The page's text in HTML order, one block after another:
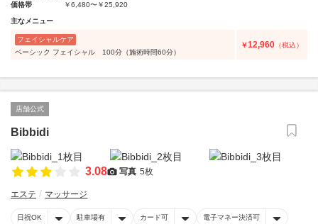
価格帯
￥6,480〜￥25,920
主なメニュー
フェイシャルケア
ベーシック フェイシャル 100分（施術時間60分）
￥12,960 （税込）
店舗公式
Bibbidi
3.08 写真 5枚
エステ マッサージ
日祝OK 駐車場有 カード可 電子マネー決済可